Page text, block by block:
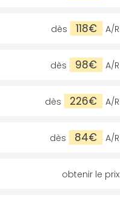
dès 118€ A/R
dès 98€ A/R
dès 226€ A/R
dès 84€ A/R
obtenir le prix